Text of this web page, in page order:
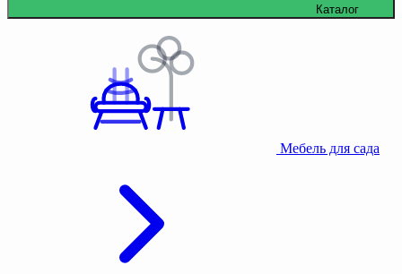
Каталог
Мебель для сада